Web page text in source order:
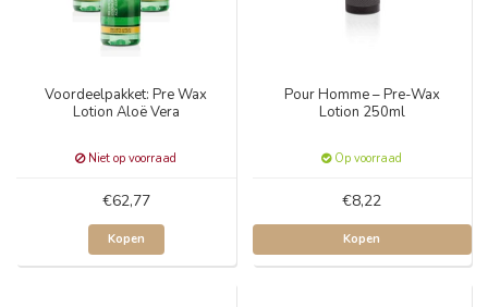
Voordeelpakket: Pre Wax
Lotion Aloë Vera
Niet op voorraad
€62,77
Kopen
Pour Homme – Pre-Wax
Lotion 250ml
Op voorraad
€8,22
Kopen